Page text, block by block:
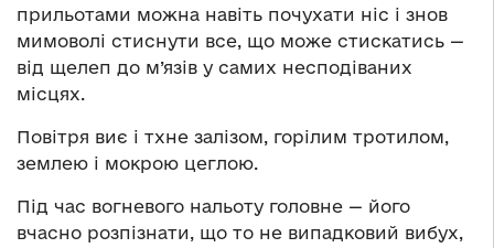
прильотами можна навіть почухати ніс і знов
мимоволі стиснути все, що може стискатись —
від щелеп до м’язів у самих несподіваних
місцях.
Повітря виє і тхне залізом, горілим тротилом,
землею і мокрою цеглою.
Під час вогневого нальоту головне — його
вчасно розпізнати, що то не випадковий вибух,